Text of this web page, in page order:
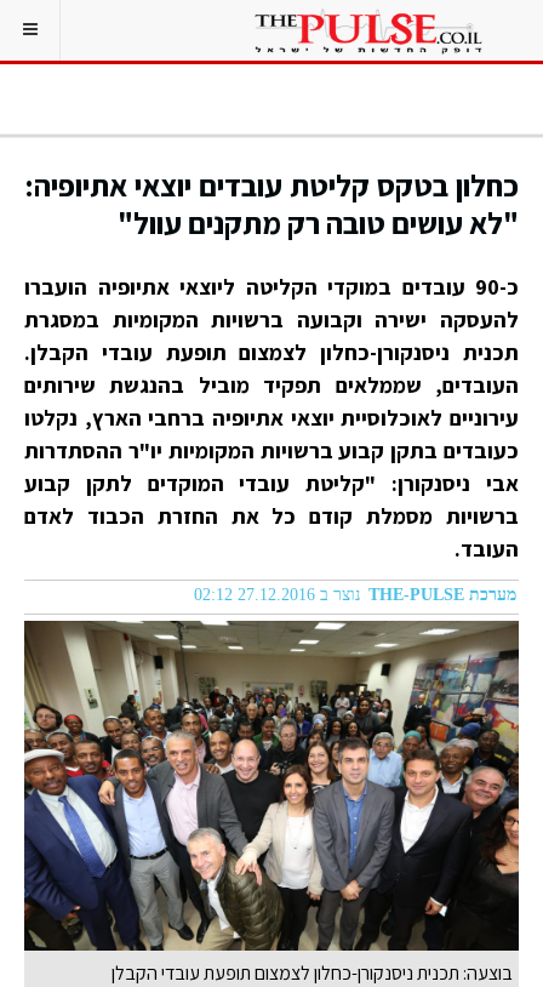
כחלון בטקס קליטת עובדים יוצאי אתיופיה:
"לא עושים טובה רק מתקנים עוול"
כ-90 עובדים במוקדי הקליטה ליוצאי אתיופיה הועברו
להעסקה ישירה וקבועה ברשויות המקומיות במסגרת
תכנית ניסנקורן-כחלון לצמצום תופעת עובדי הקבלן.
העובדים, שממלאים תפקיד מוביל בהנגשת שירותים
עירוניים לאוכלוסיית יוצאי אתיופיה ברחבי הארץ, נקלטו
כעובדים בתקן קבוע ברשויות המקומיות יו"ר ההסתדרות
אבי ניסנקורן: "קליטת עובדי המוקדים לתקן קבוע
ברשויות מסמלת קודם כל את החזרת הכבוד לאדם
העובד.
מערכת THE-PULSE נוצר ב 27.12.2016 02:12
בוצעה: תכנית ניסנקורן-כחלון לצמצום תופעת עובדי הקבלן